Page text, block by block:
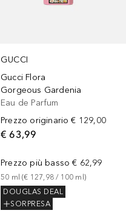
GUCCI
Gucci Flora
Gorgeous Gardenia
Eau de Parfum
Prezzo originario € 129,00
€ 63,99
Prezzo più basso € 62,99
50 ml (€ 127,98 / 100 ml)
DOUGLAS DEAL
SORPRESA